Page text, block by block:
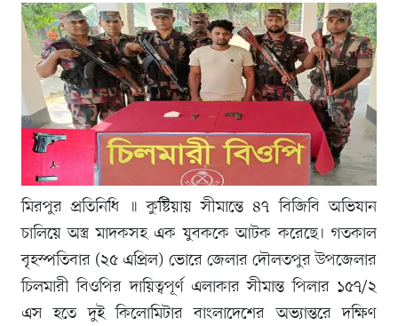
মিরপুর প্রতিনিধি ॥ কুষ্টিয়ায় সীমান্তে ৪৭ বিজিবি অভিযান
চালিয়ে অস্ত্র মাদকসহ এক যুবককে আটক করেছে। গতকাল
বৃহস্পতিবার (২৫ এপ্রিল) ভোরে জেলার দৌলতপুর উপজেলার
চিলমারী বিওপির দায়িত্বপূর্ণ এলাকার সীমান্ত পিলার ১৫৭/২
এস হতে দুই কিলোমিটার বাংলাদেশের অভ্যান্তরে দক্ষিণ